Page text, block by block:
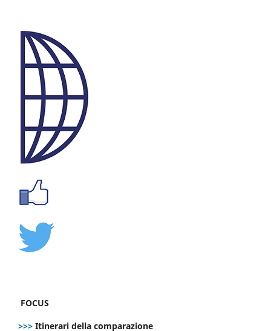
FOCUS
>>> Itinerari della comparazione